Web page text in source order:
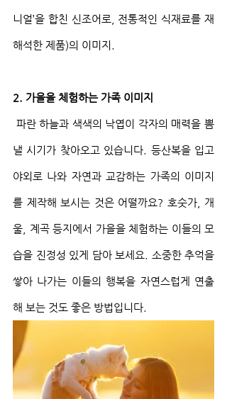
니얼’을 합친 신조어로, 전통적인 식재료를 재
해석한 제품)의 이미지.
2. 가을을 체험하는 가족 이미지
낼 시기가 찾아오고 있습니다. 등산복을 입고
야외로 나와 자연과 교감하는 가족의 이미지
를 제작해 보시는 것은 어떨까요? 호숫가, 개
울, 계곡 등지에서 가을을 체험하는 이들의 모
습을 진정성 있게 담아 보세요. 소중한 추억을
쌓아 나가는 이들의 행복을 자연스럽게 연출
해 보는 것도 좋은 방법입니다.